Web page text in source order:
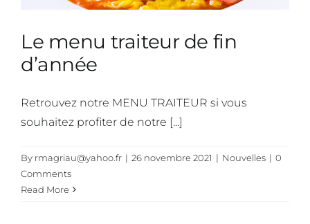
Le menu traiteur de fin
d’année
Retrouvez notre MENU TRAITEUR si vous
souhaitez profiter de notre [...]
By rmagriau@yahoo.fr | 26 novembre 2021 | Nouvelles | 0
Comments
Read More